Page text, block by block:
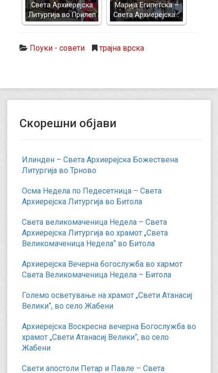
Света Архиерејска
Литургија во Прилеп
Марија Египетска –
Света Архиерејска…
Поуки - совети трајна врска
Скорешни објави
Илинден – Света Архиерејска Божествена
Литургија во Трново
Осма Недела по Педесетница – Света
Архиерејска Литургија во Битола
Света великомаченица Недела – Света
Архиерејска Литургија во храмот „Света
Великомаченица Недела“ во Битола
Архиерејска Вечерна богослужба во хармот
Света Великомаченица Недела – Битола
Големо осветување на храмот „Свети Атанасиј
Велики“, во село Жабени
Архиерејска Воскресна вечерна Богослужба во
храмот „Свети Атанасиј Велики“, во село
Жабени
Свети апостоли Петар и Павле – Света